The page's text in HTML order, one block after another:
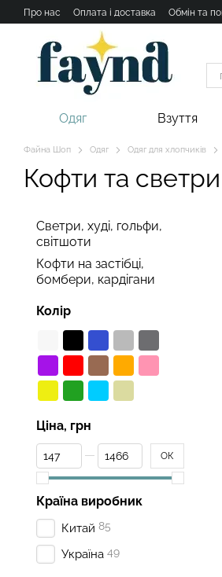
Перейти к основному контенту
Про нас Оплата і доставка Обмін та
Одяг Взуття
Файна Шоп Одяг Одяг для хлопчиків
Кофти та
Светри, худі, гольфи,
світшоти
Кофти на застібці,
бомбери, кардігани
Колір
Ціна, грн
ОК
Країна виробник
Китай 85
Україна 49